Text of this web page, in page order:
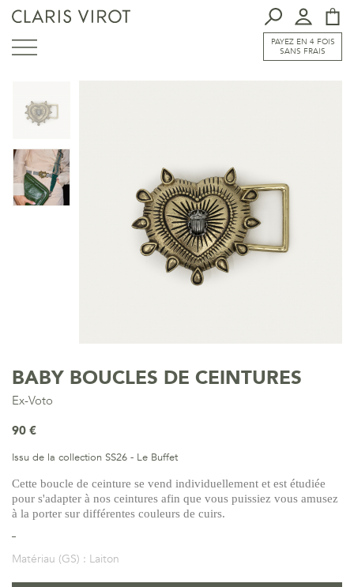
PAYEZ EN 4 FOIS
SANS FRAIS
BABY BOUCLES DE CEINTURES
Ex-Voto
90 €
Issu de la collection SS26 - Le Buffet
Cette boucle de ceinture se vend individuellement et est étudiée
pour s'adapter à nos ceintures afin que vous puissiez vous amusez
à la porter sur différentes couleurs de cuirs.
Matériau (GS) : Laiton